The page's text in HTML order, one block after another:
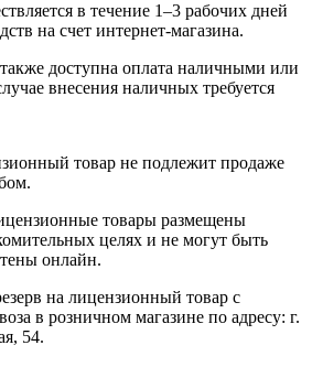
в течение 1–3 рабочих дней
на счет интернет-магазина.
доступна оплата наличными или
внесения наличных требуется
товар не подлежит продаже
товары размещены
целях и не могут быть
онлайн.
на лицензионный товар с
в розничном магазине по адресу: г.
54.